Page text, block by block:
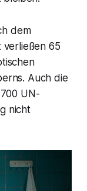
dem
verließen 65
Auch die
UN-
nicht